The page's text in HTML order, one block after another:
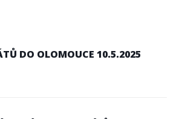
DO OLOMOUCE 10.5.2025